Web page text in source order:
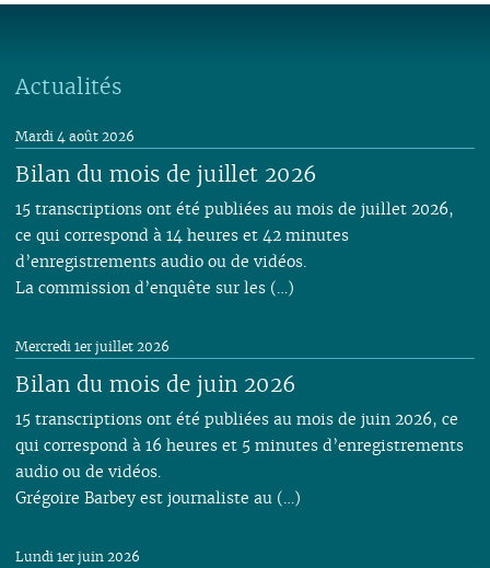
Actualités
Bilan du mois de juillet 2026
Mardi 4 août 2026
15 transcriptions ont été publiées au mois de juillet 2026,
ce qui correspond à 14 heures et 42 minutes
d’enregistrements audio ou de vidéos.
La commission d’enquête sur les (…)
Bilan du mois de juin 2026
Mercredi 1er juillet 2026
15 transcriptions ont été publiées au mois de juin 2026, ce
qui correspond à 16 heures et 5 minutes d’enregistrements
audio ou de vidéos.
Grégoire Barbey est journaliste au (…)
Lundi 1er juin 2026